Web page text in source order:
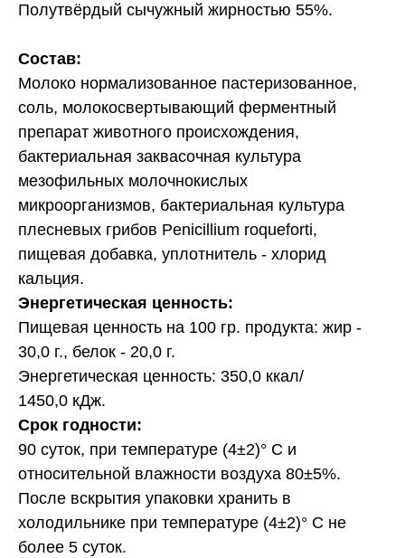
Полутвёрдый сычужный жирностью 55%.
Состав:
Молоко нормализованное пастеризованное,
соль, молокосвертывающий ферментный
препарат животного происхождения,
бактериальная заквасочная культура
мезофильных молочнокислых
микроорганизмов, бактериальная культура
плесневых грибов Penicillium roqueforti,
пищевая добавка, уплотнитель - хлорид
кальция.
Энергетическая ценность:
Пищевая ценность на 100 гр. продукта: жир -
30,0 г., белок - 20,0 г.
Энергетическая ценность: 350,0 ккал/
1450,0 кДж.
Срок годности:
90 суток, при температуре (4±2)° С и
относительной влажности воздуха 80±5%.
После вскрытия упаковки хранить в
холодильнике при температуре (4±2)° С не
более 5 суток.